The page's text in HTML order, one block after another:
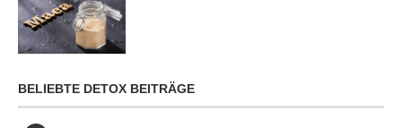
BELIEBTE DETOX BEITRÄGE